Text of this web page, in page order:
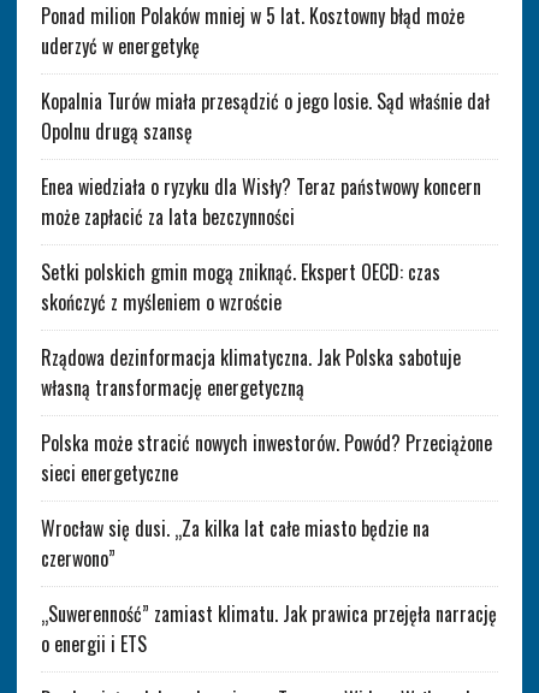
Ponad milion Polaków mniej w 5 lat. Kosztowny błąd może
uderzyć w energetykę
Kopalnia Turów miała przesądzić o jego losie. Sąd właśnie dał
Opolnu drugą szansę
Enea wiedziała o ryzyku dla Wisły? Teraz państwowy koncern
może zapłacić za lata bezczynności
Setki polskich gmin mogą zniknąć. Ekspert OECD: czas
skończyć z myśleniem o wzroście
Rządowa dezinformacja klimatyczna. Jak Polska sabotuje
własną transformację energetyczną
Polska może stracić nowych inwestorów. Powód? Przeciążone
sieci energetyczne
Wrocław się dusi. „Za kilka lat całe miasto będzie na
czerwono”
„Suwerenność” zamiast klimatu. Jak prawica przejęła narrację
o energii i ETS